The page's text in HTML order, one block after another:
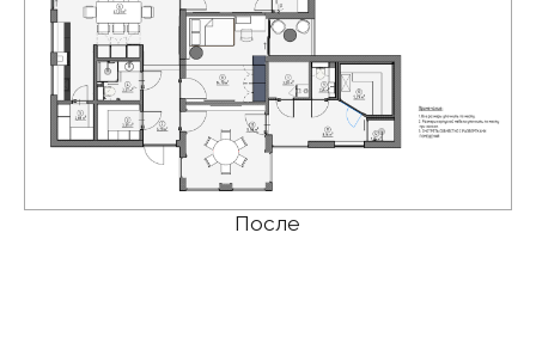
Мы сознательно отказались
от перегруженного декора
в пользу нескольких выразительных
акцентов — натурального камня
в отделке и тщательно
подобранного освещения.
Сценарии света продуманы таким
образом, чтобы создавать разное
от времени суток и потребностей